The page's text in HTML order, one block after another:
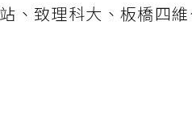
、致理科大、板橋四